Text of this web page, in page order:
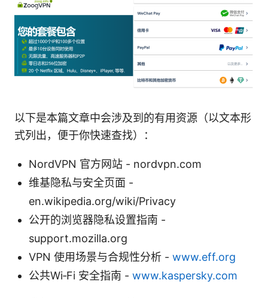
以下是本篇文章中会涉及到的有用资源（以文本形
式列出，便于你快速查找）：
NordVPN 官方网站 - nordvpn.com
维基隐私与安全页面 -
en.wikipedia.org/wiki/Privacy
公开的浏览器隐私设置指南 -
support.mozilla.org
VPN 使用场景与合规性分析 - www.eff.org
公共Wi‑Fi 安全指南 - www.kaspersky.com